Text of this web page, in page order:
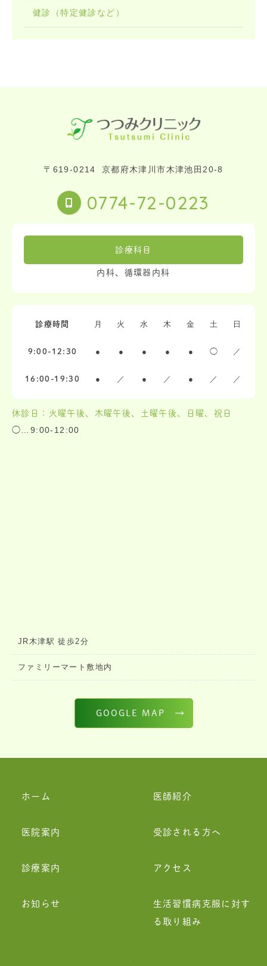
健診（特定健診など）
〒619-0214 京都府木津川市木津池田20-8
0774-72-0223
診療科目
内科、循環器内科
診療時間 月 火 水 木 金 土 日
9:00-12:30 ● ● ● ● ● ◯ ／
16:00-19:30 ● ／ ● ／ ● ／ ／
休診日：火曜午後、木曜午後、土曜午後、日曜、祝日
◯…9:00-12:00
JR木津駅 徒歩2分
ファミリーマート敷地内
GOOGLE MAP
ホーム 医師紹介
医院案内 受診される方へ
診療案内 アクセス
お知らせ
生活習慣病克服に対す
る取り組み